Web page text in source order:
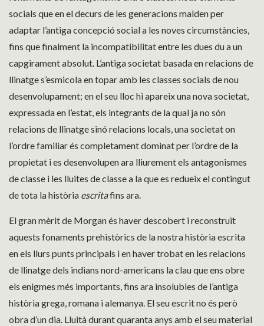
socials que en el decurs de les generacions malden per
adaptar l’antiga concepció social a les noves circumstàncies,
fins que finalment la incompatibilitat entre les dues du a un
capgirament absolut. L’antiga societat basada en relacions de
llinatge s’esmicola en topar amb les classes socials de nou
desenvolupament; en el seu lloc hi apareix una nova societat,
expressada en l’estat, els integrants de la qual ja no són
relacions de llinatge sinó relacions locals, una societat on
l’ordre familiar és completament dominat per l’ordre de la
propietat i es desenvolupen ara lliurement els antagonismes
de classe i les lluites de classe a la que es redueix el contingut
de tota la història escritafins ara.
El gran mèrit de Morgan és haver descobert i reconstruït
aquests fonaments prehistòrics de la nostra història escrita
en els llurs punts principals i en haver trobat en les relacions
de llinatge dels indians nord-americans la clau que ens obre
els enigmes més importants, fins ara insolubles de l’antiga
història grega, romana i alemanya. El seu escrit no és però
obra d’un dia. Lluità durant quaranta anys amb el seu material